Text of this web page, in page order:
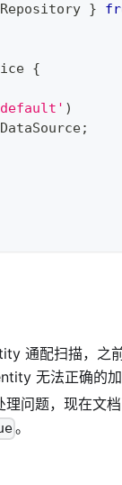
Repository }
{
)
DataSource;
通配扫描，之
无法正确的
问题，现在文
。